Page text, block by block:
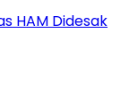
HAM Didesak